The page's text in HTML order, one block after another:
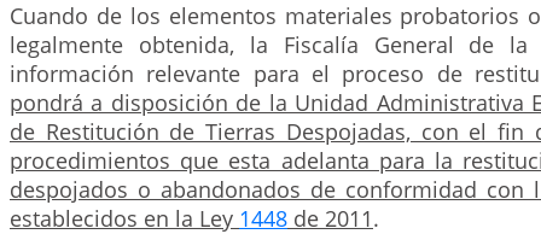
Cuando de los elementos materiales probatorios
legalmente obtenida, la Fiscalía General de la
información relevante para el proceso de
pondrá a disposición de la Unidad Administrativa
de Restitución de Tierras Despojadas, con el
procedimientos que esta adelanta para la
despojados o abandonados de conformidad con
establecidos en la Ley 1448 de 2011.